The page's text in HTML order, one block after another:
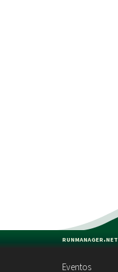
runmanager.net
Eventos